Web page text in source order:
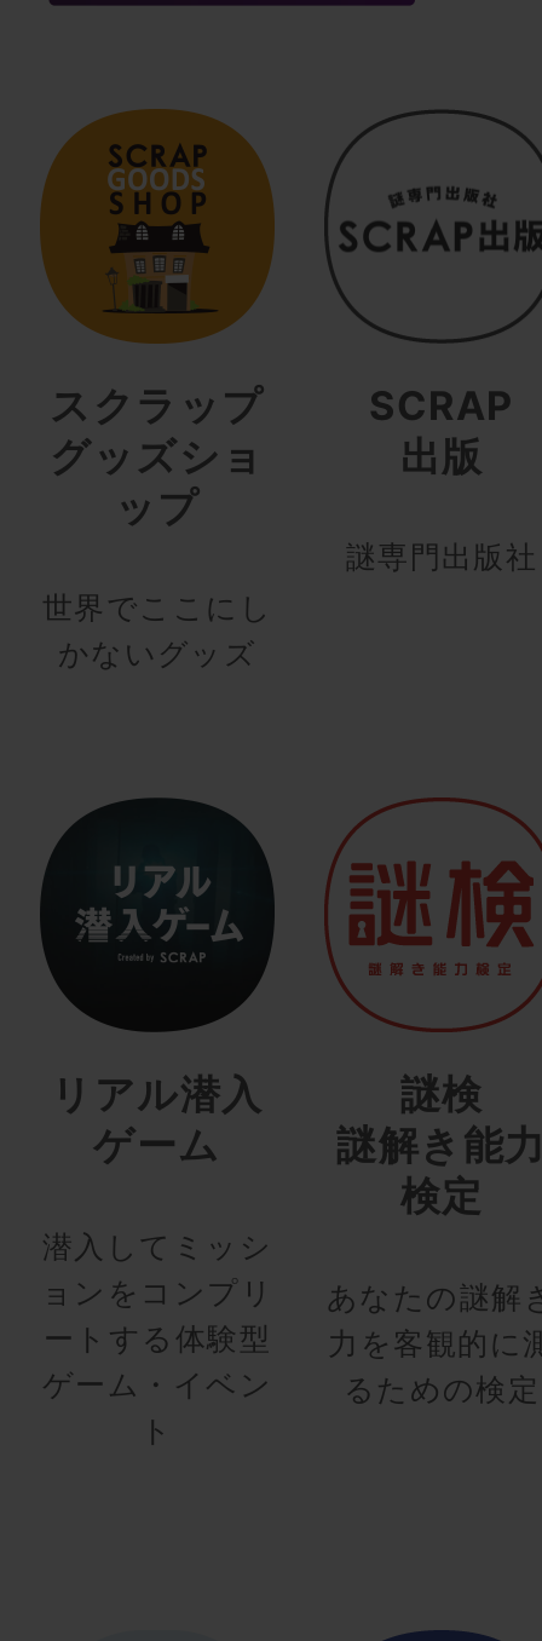
スクラップ
グッズショ
ップ
世界でここにし
かないグッズ
SCRAP
出版
謎専門出版社
リアル潜入
ゲーム
潜入してミッシ
ョンをコンプリ
ートする体験型
ゲーム・イベン
ト
謎検
謎解き能
検定
あなたの謎解
力を客観的に
るための検定